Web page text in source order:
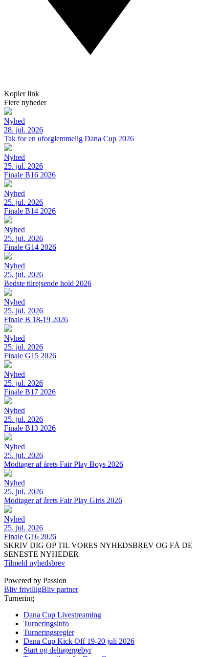
Kopier link
Flere nyheder
Nyhed
28. jul. 2026
Tak for en uforglemmelig Dana Cup 2026
Nyhed
25. jul. 2026
Finale B16 2026
Nyhed
25. jul. 2026
Finale B14 2026
Nyhed
25. jul. 2026
Finale G14 2026
Nyhed
25. jul. 2026
Bedste tilrejsende hold 2026
Nyhed
25. jul. 2026
Finale B 18-19 2026
Nyhed
25. jul. 2026
Finale G15 2026
Nyhed
25. jul. 2026
Finale B17 2026
Nyhed
25. jul. 2026
Finale B13 2026
Nyhed
25. jul. 2026
Modtager af årets Fair Play Boys 2026
Nyhed
25. jul. 2026
Modtager af årets Fair Play Girls 2026
Nyhed
25. jul. 2026
Finale G16 2026
SKRIV DIG OP TIL VORES NYHEDSBREV OG FÅ DE
SENESTE NYHEDER
Tilmeld nyhedsbrev
Powered by Passion
Bliv frivilligBliv partner
Turnering
Dana Cup Livestreaming
Turneringsinfo
Turneringsregler
Dana Cup Kick Off 19-20 juli 2026
Start og deltagergebyr